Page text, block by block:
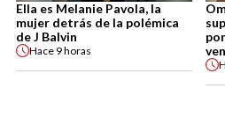
Ella es Melanie Pavola, la
mujer detrás de la polémica
de J Balvin
Hace 9 horas